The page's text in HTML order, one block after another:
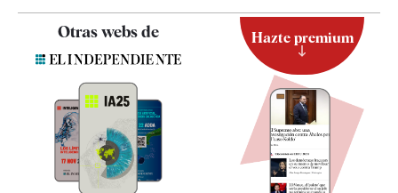
Contacto
Quiénes somos
Especificaciones
Otras webs de Hazte premium